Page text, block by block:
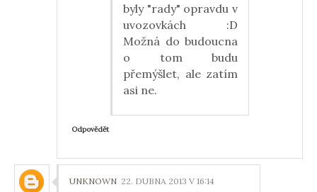
byly "rady" opravdu v
uvozovkách :D
Možná do budoucna
o tom budu
přemýšlet, ale zatím
asi ne.
Odpovědět
UNKNOWN 22. DUBNA 2013 V 16:14